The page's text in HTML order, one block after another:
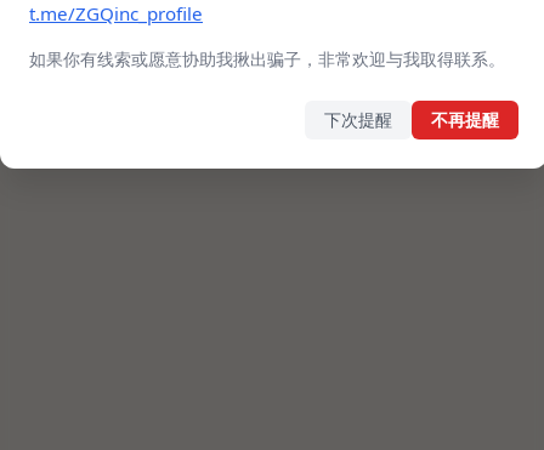
t.me/ZGQinc_profile
如果你有线索或愿意协助我揪出骗子，非常欢迎与我取得联系。
下次提醒 不再提醒